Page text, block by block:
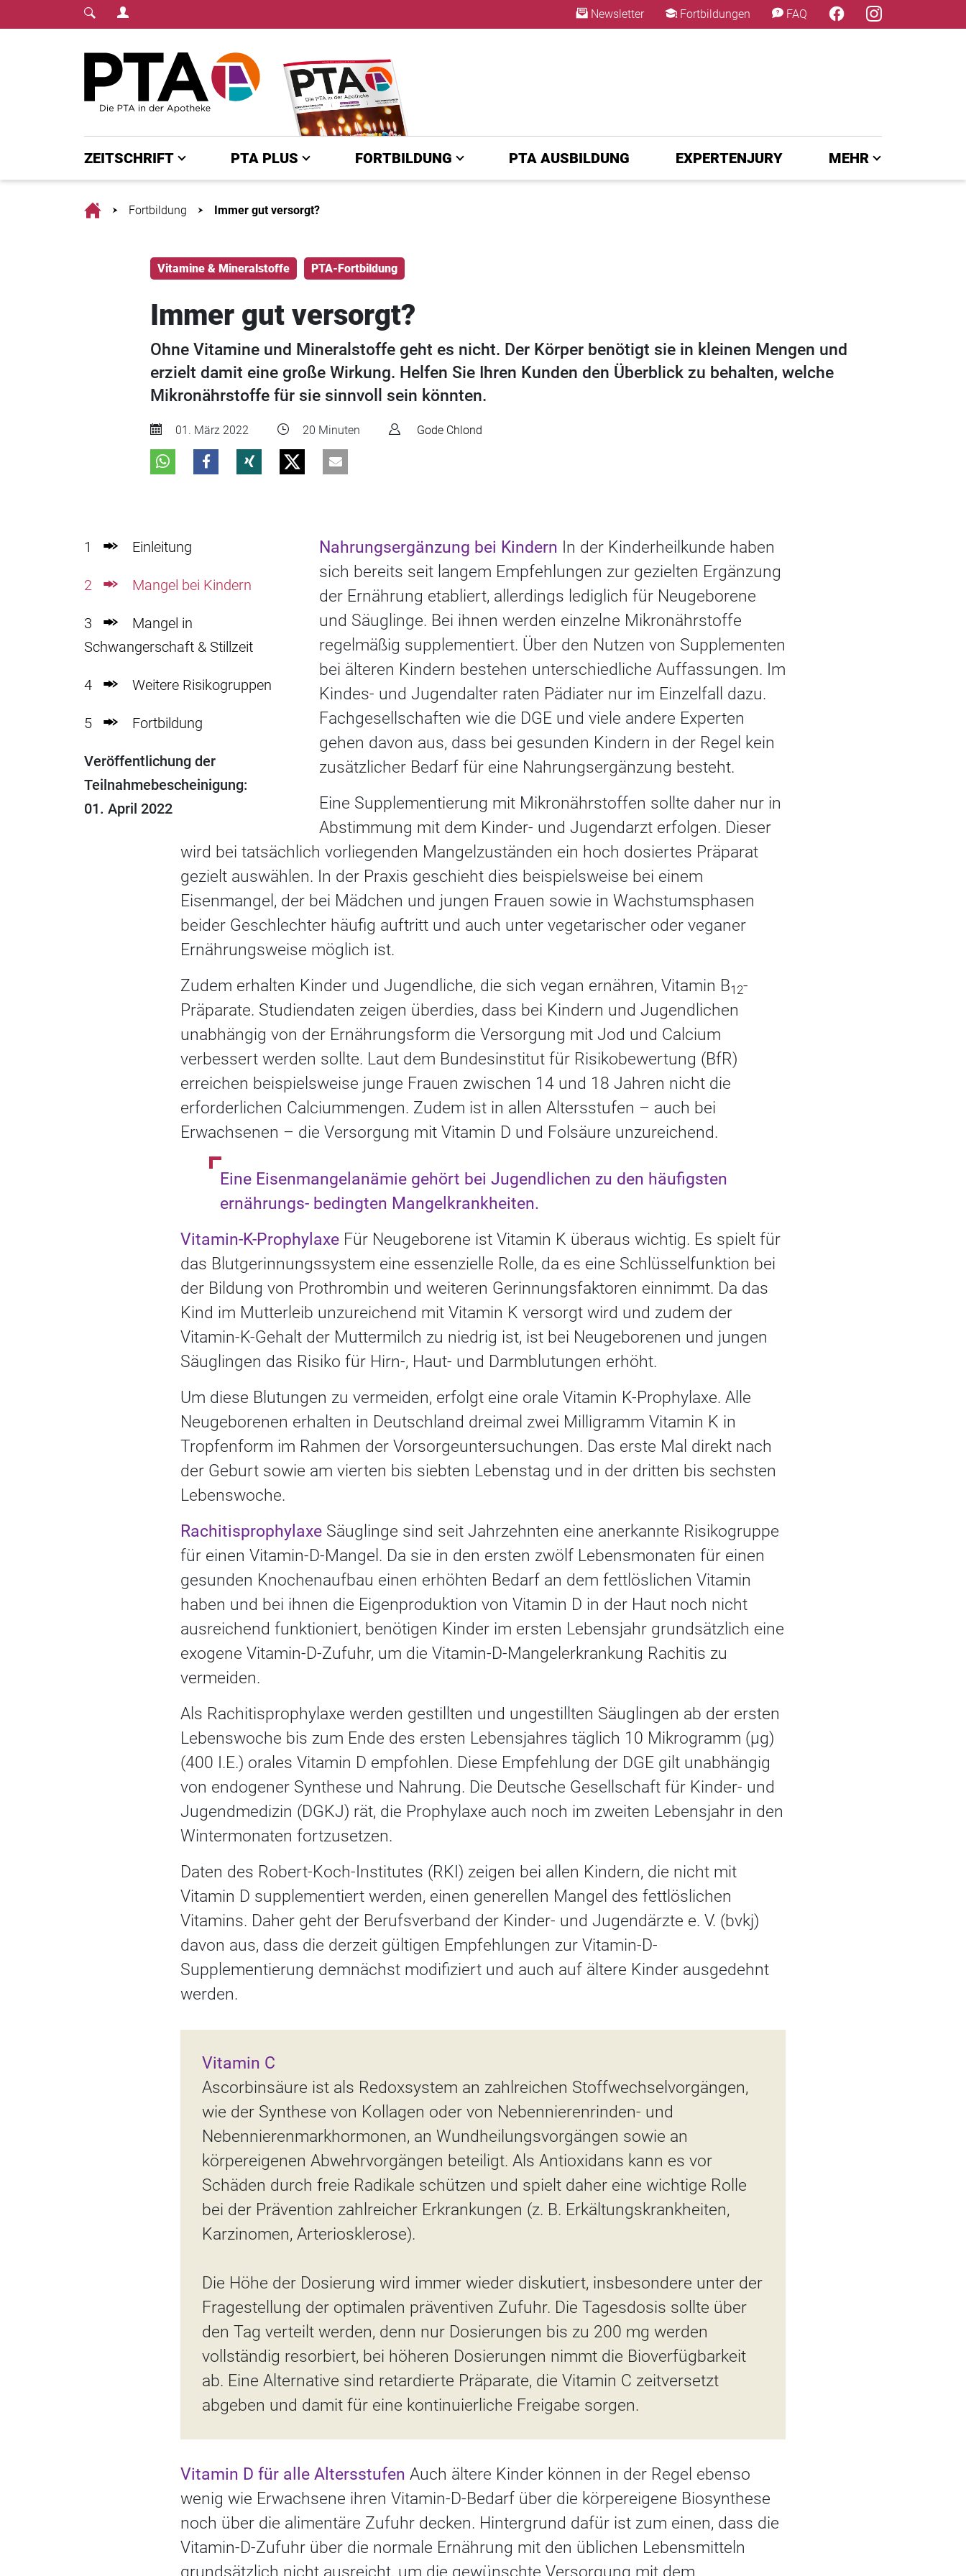
Login Menu Newsletter Fortbildungen FAQ
ZEITSCHRIFT PTA PLUS FORTBILDUNG PTA AUSBILDUNG EXPERTENJURY MEHR
HomeFortbildung Immer gut versorgt?
Vitamine & Mineralstoffe PTA-Fortbildung
Immer gut versorgt?
Ohne Vitamine und Mineralstoffe geht es nicht. Der Körper benötigt sie in kleinen Mengen und
erzielt damit eine große Wirkung. Helfen Sie Ihren Kunden den Überblick zu behalten, welche
Mikronährstoffe für sie sinnvoll sein könnten.
01. März 2022 20 Minuten Gode Chlond
1 Einleitung
2 Mangel bei Kindern
3
Mangel in
Schwangerschaft & Stillzeit
4 Weitere Risikogruppen
5 Fortbildung
Veröffentlichung der
Teilnahmebescheinigung:
01. April 2022
Nahrungsergänzung bei Kindern In der Kinderheilkunde haben
sich bereits seit langem Empfehlungen zur gezielten Ergänzung
der Ernährung etabliert, allerdings lediglich für Neugeborene
und Säuglinge. Bei ihnen werden einzelne Mikronährstoffe
regelmäßig supplementiert. Über den Nutzen von Supplementen
bei älteren Kindern bestehen unterschiedliche Auffassungen. Im
Kindes- und Jugendalter raten Pädiater nur im Einzelfall dazu.
Fachgesellschaften wie die DGE und viele andere Experten
gehen davon aus, dass bei gesunden Kindern in der Regel kein
zusätzlicher Bedarf für eine Nahrungsergänzung besteht.
Eine Supplementierung mit Mikronährstoffen sollte daher nur in
Abstimmung mit dem Kinder- und Jugendarzt erfolgen. Dieser
wird bei tatsächlich vorliegenden Mangelzuständen ein hoch dosiertes Präparat
gezielt auswählen. In der Praxis geschieht dies beispielsweise bei einem
Eisenmangel, der bei Mädchen und jungen Frauen sowie in Wachstumsphasen
beider Geschlechter häufig auftritt und auch unter vegetarischer oder veganer
Ernährungsweise möglich ist.
Zudem erhalten Kinder und Jugendliche, die sich vegan ernähren, Vitamin B12-
Präparate. Studiendaten zeigen überdies, dass bei Kindern und Jugendlichen
unabhängig von der Ernährungsform die Versorgung mit Jod und Calcium
verbessert werden sollte. Laut dem Bundesinstitut für Risikobewertung (BfR)
erreichen beispielsweise junge Frauen zwischen 14 und 18 Jahren nicht die
erforderlichen Calciummengen. Zudem ist in allen Altersstufen – auch bei
Erwachsenen – die Versorgung mit Vitamin D und Folsäure unzureichend.
Eine Eisenmangelanämie gehört bei Jugendlichen zu den häufigsten
ernährungs- bedingten Mangelkrankheiten.
Vitamin-K-Prophylaxe Für Neugeborene ist Vitamin K überaus wichtig. Es spielt für
das Blutgerinnungssystem eine essenzielle Rolle, da es eine Schlüsselfunktion bei
der Bildung von Prothrombin und weiteren Gerinnungsfaktoren einnimmt. Da das
Kind im Mutterleib unzureichend mit Vitamin K versorgt wird und zudem der
Vitamin-K-Gehalt der Muttermilch zu niedrig ist, ist bei Neugeborenen und jungen
Säuglingen das Risiko für Hirn-, Haut- und Darmblutungen erhöht.
Um diese Blutungen zu vermeiden, erfolgt eine orale Vitamin K-Prophylaxe. Alle
Neugeborenen erhalten in Deutschland dreimal zwei Milligramm Vitamin K in
Tropfenform im Rahmen der Vorsorgeuntersuchungen. Das erste Mal direkt nach
der Geburt sowie am vierten bis siebten Lebenstag und in der dritten bis sechsten
Lebenswoche.
Rachitisprophylaxe Säuglinge sind seit Jahrzehnten eine anerkannte Risikogruppe
für einen Vitamin-D-Mangel. Da sie in den ersten zwölf Lebensmonaten für einen
gesunden Knochenaufbau einen erhöhten Bedarf an dem fettlöslichen Vitamin
haben und bei ihnen die Eigenproduktion von Vitamin D in der Haut noch nicht
ausreichend funktioniert, benötigen Kinder im ersten Lebensjahr grundsätzlich eine
exogene Vitamin-D-Zufuhr, um die Vitamin-D-Mangelerkrankung Rachitis zu
vermeiden.
Als Rachitisprophylaxe werden gestillten und ungestillten Säuglingen ab der ersten
Lebenswoche bis zum Ende des ersten Lebensjahres täglich 10 Mikrogramm (µg)
(400 I.E.) orales Vitamin D empfohlen. Diese Empfehlung der DGE gilt unabhängig
von endogener Synthese und Nahrung. Die Deutsche Gesellschaft für Kinder- und
Jugendmedizin (DGKJ) rät, die Prophylaxe auch noch im zweiten Lebensjahr in den
Wintermonaten fortzusetzen.
Daten des Robert-Koch-Institutes (RKI) zeigen bei allen Kindern, die nicht mit
Vitamin D supplementiert werden, einen generellen Mangel des fettlöslichen
Vitamins. Daher geht der Berufsverband der Kinder- und Jugendärzte e. V. (bvkj)
davon aus, dass die derzeit gültigen Empfehlungen zur Vitamin-D-
Supplementierung demnächst modifiziert und auch auf ältere Kinder ausgedehnt
werden.
Vitamin C
Ascorbinsäure ist als Redoxsystem an zahlreichen Stoffwechselvorgängen,
wie der Synthese von Kollagen oder von Nebennierenrinden- und
Nebennierenmarkhormonen, an Wundheilungsvorgängen sowie an
körpereigenen Abwehrvorgängen beteiligt. Als Antioxidans kann es vor
Schäden durch freie Radikale schützen und spielt daher eine wichtige Rolle
bei der Prävention zahlreicher Erkrankungen (z. B. Erkältungskrankheiten,
Karzinomen, Arteriosklerose).
Die Höhe der Dosierung wird immer wieder diskutiert, insbesondere unter der
Fragestellung der optimalen präventiven Zufuhr. Die Tagesdosis sollte über
den Tag verteilt werden, denn nur Dosierungen bis zu 200 mg werden
vollständig resorbiert, bei höheren Dosierungen nimmt die Bioverfügbarkeit
ab. Eine Alternative sind retardierte Präparate, die Vitamin C zeitversetzt
abgeben und damit für eine kontinuierliche Freigabe sorgen.
Vitamin D für alle Altersstufen Auch ältere Kinder können in der Regel ebenso
wenig wie Erwachsene ihren Vitamin-D-Bedarf über die körpereigene Biosynthese
noch über die alimentäre Zufuhr decken. Hintergrund dafür ist zum einen, dass die
Vitamin-D-Zufuhr über die normale Ernährung mit den üblichen Lebensmitteln
grundsätzlich nicht ausreicht, um die gewünschte Versorgung mit dem
×